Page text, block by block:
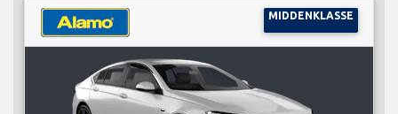
MIDDENKLASSE